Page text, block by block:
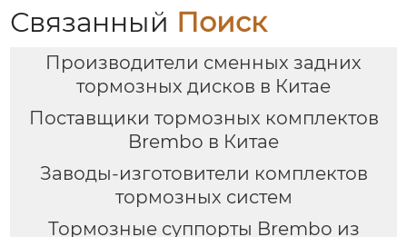
тормозной комплект
Связанный Поиск
Производители сменных задних
тормозных дисков в Китае
Поставщики тормозных комплектов
Brembo в Китае
Заводы-изготовители комплектов
тормозных систем
Тормозные суппорты Brembo из